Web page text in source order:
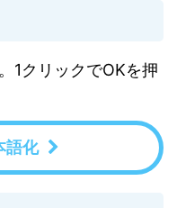
1クリックでOKを押
語化